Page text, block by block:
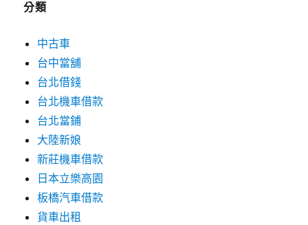
分類
中古車
台中當舖
台北借錢
台北機車借款
台北當鋪
大陸新娘
新莊機車借款
日本立樂高園
板橋汽車借款
貨車出租